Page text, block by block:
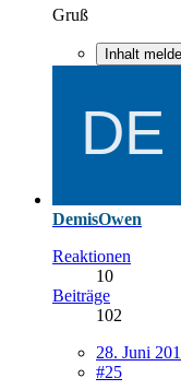
Gruß
Inhalt
DemisOwen
Reaktionen
10
Beiträge
102
28. Juni
#25